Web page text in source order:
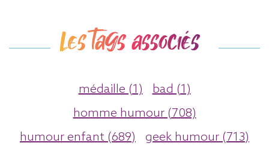
Les tags associés
médaille (1)
bad (1)
homme humour (708)
humour enfant (689)
geek humour (713)